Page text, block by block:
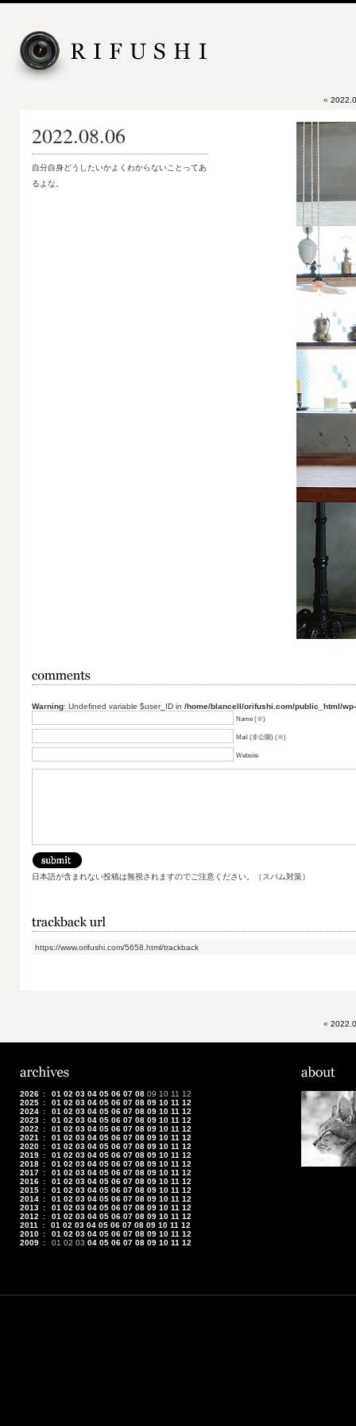
«
2022.08.06
自分自身どうしたいかよくわからないことってあ
るよな。
Warning: Undefined variable $user_ID in /home/blancell/orifushi.com/public_html/
Name (※)
Mail (非公開) (※)
Website
日本語が含まれない投稿は無視されますのでご注意ください。（スパム対策）
https://www.orifushi.com/5658.html/trackback
«
2026 : 01 02 03 04 05 06 07 08 09 10 11 12
2025 : 01 02 03 04 05 06 07 08 09 10 11 12
2024 : 01 02 03 04 05 06 07 08 09 10 11 12
2023 : 01 02 03 04 05 06 07 08 09 10 11 12
2022
: 01 02 03 04 05 06 07 08 09 10 11 12
2021
: 01 02 03 04 05 06 07 08 09 10 11 12
2020 : 01 02 03 04 05 06 07 08 09 10 11 12
2019 : 01 02 03 04 05 06 07 08 09 10 11 12
2018 : 01 02 03 04 05 06 07 08 09 10 11 12
2017 : 01 02 03 04 05 06 07 08 09 10 11 12
2016 : 01 02 03 04 05 06 07 08 09 10 11 12
2015 : 01 02 03 04 05 06 07 08 09 10 11 12
2014 : 01 02 03 04 05 06 07 08 09 10 11 12
2013 : 01 02 03 04 05 06 07 08 09 10 11 12
2012
: 01 02 03 04 05 06 07 08 09 10 11 12
2011
: 01 02 03 04 05 06 07 08 09 10 11 12
2010 : 01 02 03 04 05 06 07 08 09 10 11 12
2009 : 01 02 03 04 05 06 07 08 09 10 11 12